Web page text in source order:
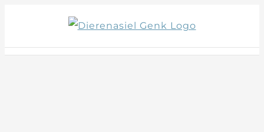
content